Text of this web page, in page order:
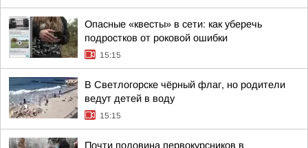
Опасные «квесты» в сети: как уберечь
подростков от роковой ошибки
15:15
В Светлогорске чёрный флаг, но родители
ведут детей в воду
15:15
Почти половина первокурсников в